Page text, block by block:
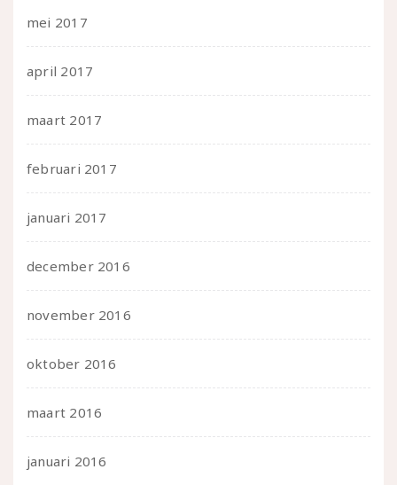
mei 2017
april 2017
maart 2017
februari 2017
januari 2017
december 2016
november 2016
oktober 2016
maart 2016
januari 2016